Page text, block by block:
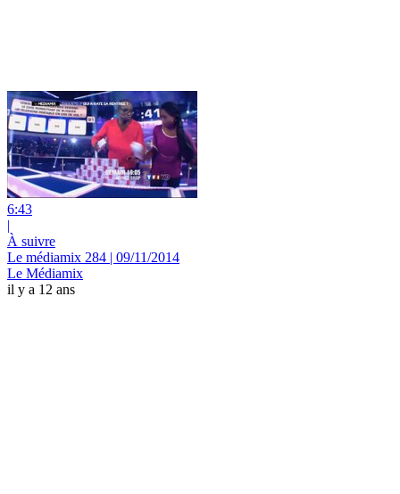
6:43
|
À suivre
Le médiamix 284 | 09/11/2014
Le Médiamix
il y a 12 ans